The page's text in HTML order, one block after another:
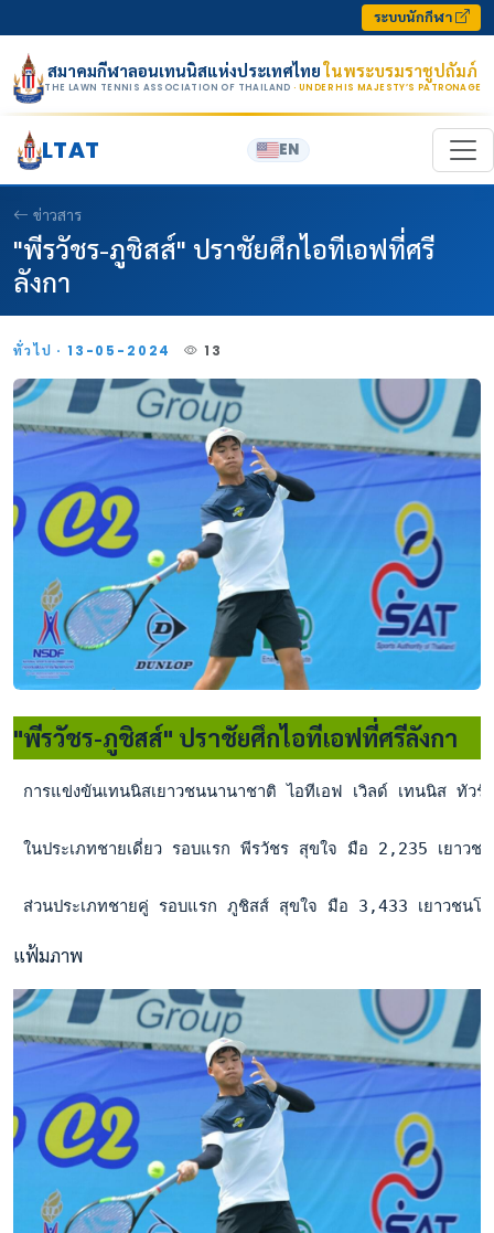
ระบบนักกีฬา
สมาคมกีฬาลอนเทนนิสแห่งประเทศไทยในพระบรมราชูปถัมภ์
THE LAWN TENNIS ASSOCIATION OF THAILAND · UNDER HIS MAJESTY’S PATRONAGE
LTAT EN
ข่าวสาร
"พีรวัชร-ภูชิสส์" ปราชัยศึกไอทีเอฟที่ศรี
ลังกา
ทั่วไป · 13-05-2024 13
"พีรวัชร-ภูชิสส์" ปราชัยศึกไอทีเอฟที่ศรีลังกา
การแข่งขันเทนนิสเยาวชนนานาชาติ ไอทีเอฟ เวิลด์ เทนนิส ทั
ในประเภทชายเดี่ยว รอบแรก พีรวัชร สุขใจ มือ 2,235 เยาว
ส่วนประเภทชายคู่ รอบแรก ภูชิสส์ สุขใจ มือ 3,433 เยาวชน
แฟ้มภาพ